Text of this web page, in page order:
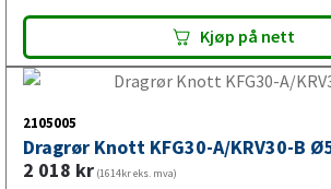
Kjøp på nett
2105005
Dragrør Knott KFG30-A/KRV30-B
2 018 kr (1614kr eks. mva)